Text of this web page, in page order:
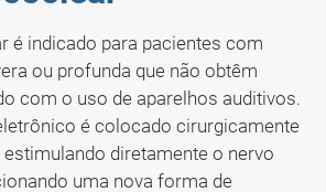
é indicado para pacientes com
ou profunda que não obtêm
com o uso de aparelhos auditivos.
é colocado cirurgicamente
diretamente o nervo
uma nova forma de